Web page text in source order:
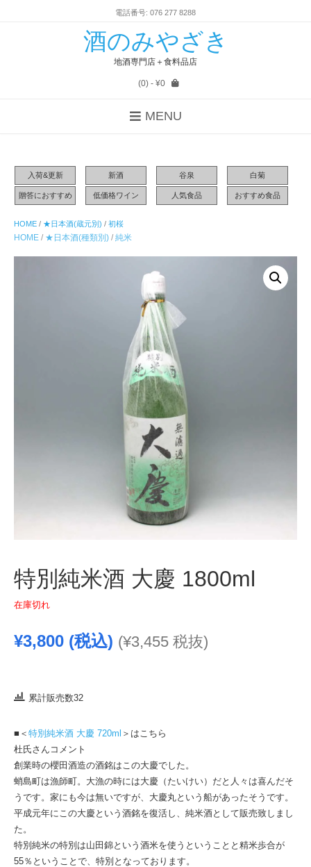
電話番号: 076 277 8288
酒のみやざき
地酒専門店＋食料品店
(0)- ¥0
MENU
入荷&更新 新酒 谷泉 白菊
贈答におすすめ 低価格ワイン 人気食品 おすすめ食品
HOME / ★日本酒(蔵元別) / 初桜
HOME / ★日本酒(種類別) / 純米
特別純米酒 大慶 1800ml
在庫切れ
¥3,800 (税込) (¥3,455 税抜)
累計販売数32
■＜ 特別純米酒 大慶 720ml ＞はこちら
杜氏さんコメント
創業時の櫻田酒造の酒銘はこの大慶でした。
蛸島町は漁師町。大漁の時には大慶（たいけい）だと人々は喜んだそ
うです。家にも今は無いですが、大慶丸という船があったそうです。
平成元年にこの大慶という酒銘を復活し、純米酒として販売致しまし
た。
特別純米の特別は山田錦という酒米を使うということと精米歩合が
55％ということで、特別となっております。